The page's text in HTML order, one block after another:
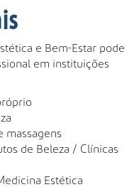
e Bem-Estar pode
em instituições
massagens
de Beleza / Clínicas
Estética